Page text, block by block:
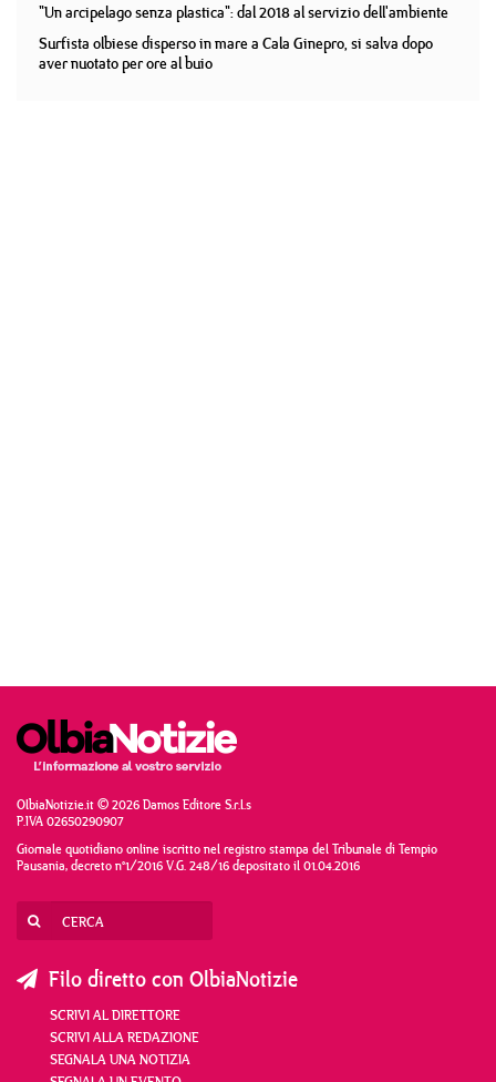
"Un arcipelago senza plastica": dal 2018 al servizio dell'ambiente
Surfista olbiese disperso in mare a Cala Ginepro, si salva dopo
aver nuotato per ore al buio
OlbiaNotizie.it © 2026 Damos Editore S.r.l.s
P.IVA 02650290907
Giornale quotidiano online iscritto nel registro stampa del Tribunale di Tempio
Pausania, decreto n°1/2016 V.G. 248/16 depositato il 01.04.2016
Filo diretto con OlbiaNotizie
SCRIVI AL DIRETTORE
SCRIVI ALLA REDAZIONE
SEGNALA UNA NOTIZIA